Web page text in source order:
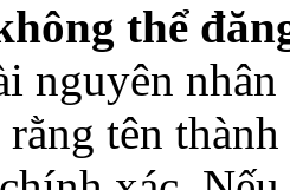
thể
nguyên
rằng tên